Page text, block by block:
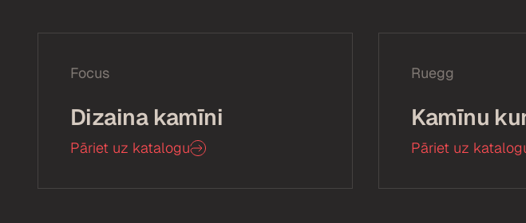
Focus
Dizaina kamīni
Pāriet uz katalogu
Ruegg
Kamīnu
Pāriet uz